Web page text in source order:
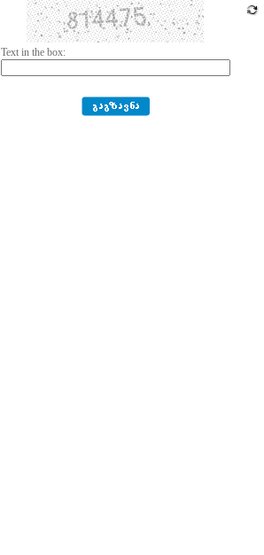
Text in the box: